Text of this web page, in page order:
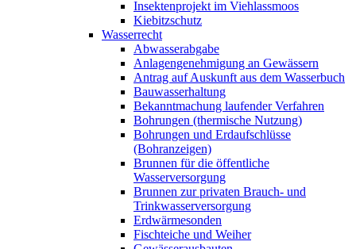
Insektenprojekt im Viehlassmoos
Kiebitzschutz
Wasserrecht
Abwasserabgabe
Anlagengenehmigung an Gewässern
Antrag auf Auskunft aus dem Wasserbuch
Bauwasserhaltung
Bekanntmachung laufender Verfahren
Bohrungen (thermische Nutzung)
Bohrungen und Erdaufschlüsse
(Bohranzeigen)
Brunnen für die öffentliche
Wasserversorgung
Brunnen zur privaten Brauch- und
Trinkwasserversorgung
Erdwärmesonden
Fischteiche und Weiher